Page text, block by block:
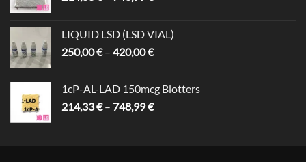
748,99 €
LIQUID LSD (LSD VIAL)
250,00€ – 420,00€Preisspanne:
420,00 €
1cP-AL-LAD 150mcg Blotters
214,33€ – 748,99€Preisspanne: